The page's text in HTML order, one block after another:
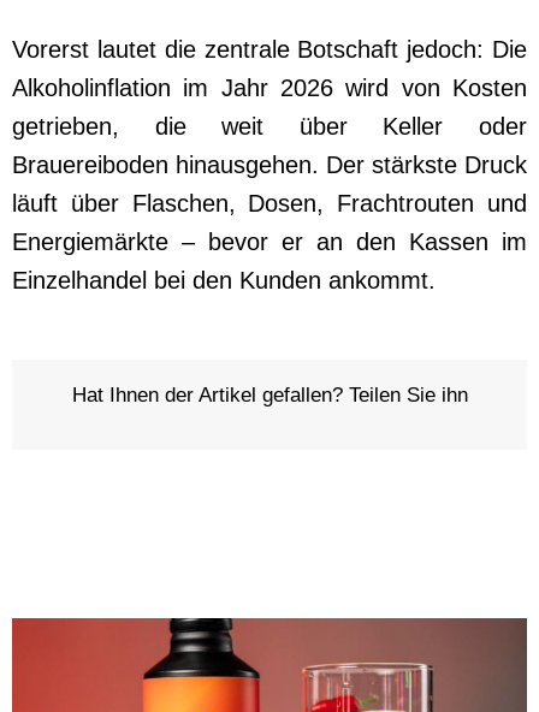
Vorerst lautet die zentrale Botschaft jedoch: Die
Alkoholinflation im Jahr 2026 wird von Kosten
getrieben, die weit über Keller oder
Brauereiboden hinausgehen. Der stärkste Druck
läuft über Flaschen, Dosen, Frachtrouten und
Energiemärkte – bevor er an den Kassen im
Einzelhandel bei den Kunden ankommt.
Hat Ihnen der Artikel gefallen? Teilen Sie ihn